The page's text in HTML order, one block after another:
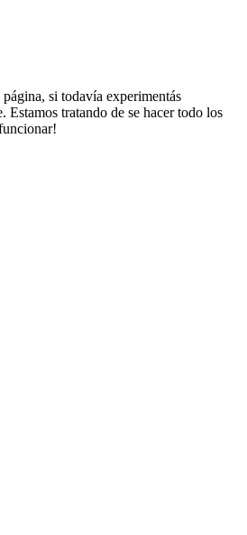
si todavía experimentás
Estamos tratando de se hacer todo los